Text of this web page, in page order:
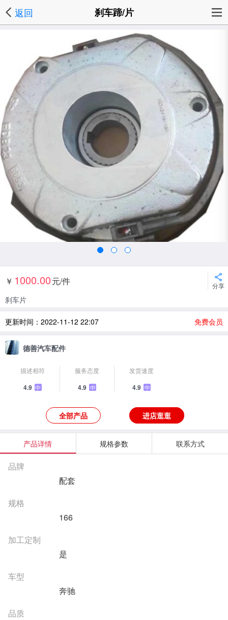
返回 刹车蹄/片
￥ 1000.00元/件 分享
刹车片
更新时间：2022-11-12 22:07 免费会员
德善汽车配件
描述相符
4.9 中
服务态度
4.9 中
发货速度
4.9 中
全部产品 进店逛逛
产品详情 规格参数 联系方式
品牌
配套
规格
166
加工定制
是
车型
奔驰
品质